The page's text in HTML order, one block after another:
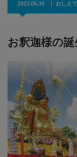
2023.05.30 おしえ
お釈迦様の誕